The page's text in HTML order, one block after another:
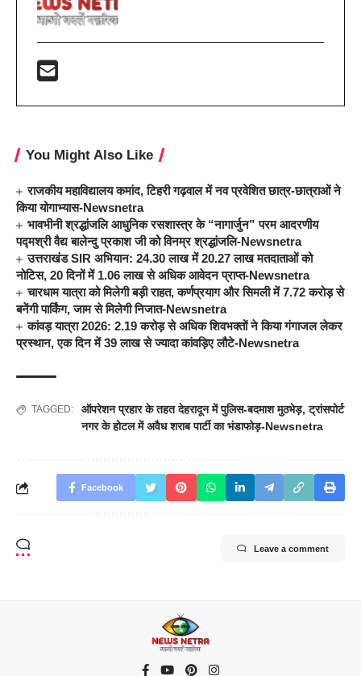
You Might Also Like
राजकीय महाविद्यालय कमांद, टिहरी गढ़वाल में नव प्रवेशित छात्र-छात्राओं ने
किया योगाभ्यास-Newsnetra
भावभीनी श्रद्धांजलि आधुनिक रसशास्त्र के “नागार्जुन” परम आदरणीय
पद्मश्री वैद्य बालेन्दु प्रकाश जी को विनम्र श्रद्धांजलि-Newsnetra
उत्तराखंड SIR अभियान: 24.30 लाख में 20.27 लाख मतदाताओं को
नोटिस, 20 दिनों में 1.06 लाख से अधिक आवेदन प्राप्त-Newsnetra
चारधाम यात्रा को मिलेगी बड़ी राहत, कर्णप्रयाग और सिमली में 7.72 करोड़ से
बनेंगी पार्किंग, जाम से मिलेगी निजात-Newsnetra
कांवड़ यात्रा 2026: 2.19 करोड़ से अधिक शिवभक्तों ने किया गंगाजल लेकर
प्रस्थान, एक दिन में 39 लाख से ज्यादा कांवड़िए लौटे-Newsnetra
TAGGED: ऑपरेशन प्रहार के तहत देहरादून में पुलिस-बदमाश मुठभेड़,ट्रांसपोर्ट
नगर के होटल में अवैध शराब पार्टी का भंडाफोड़-Newsnetra
Facebook
Leave a comment